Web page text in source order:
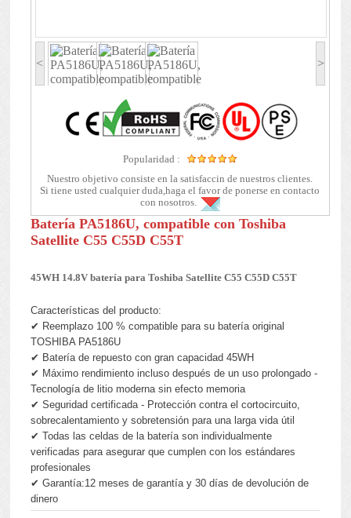
< >
Popularidad :
Nuestro objetivo consiste en la satisfaccin de nuestros clientes.
Si tiene usted cualquier duda,haga el favor de ponerse en contacto
con nosotros.
Batería PA5186U, compatible con Toshiba
Satellite C55 C55D C55T
45WH 14.8V batería para Toshiba Satellite C55 C55D C55T
Características del producto:
✔ Reemplazo 100 % compatible para su batería original
TOSHIBA PA5186U
✔ Batería de repuesto con gran capacidad 45WH
✔ Máximo rendimiento incluso después de un uso prolongado -
Tecnología de litio moderna sin efecto memoria
✔ Seguridad certificada - Protección contra el cortocircuito,
sobrecalentamiento y sobretensión para una larga vida útil
✔ Todas las celdas de la batería son individualmente
verificadas para asegurar que cumplen con los estándares
profesionales
✔ Garantía:12 meses de garantía y 30 días de devolución de
dinero